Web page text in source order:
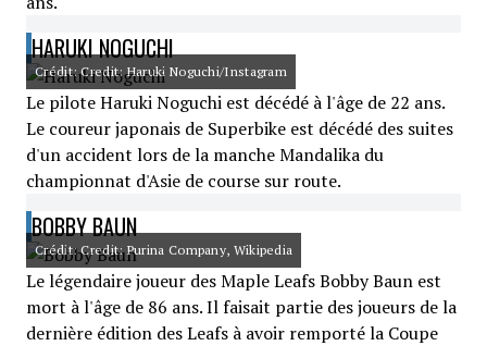
HARUKI NOGUCHI
Crédit: Credit: Haruki Noguchi/Instagram
Le pilote Haruki Noguchi est décédé à l'âge de 22 ans.
Le coureur japonais de Superbike est décédé des suites
d'un accident lors de la manche Mandalika du
championnat d'Asie de course sur route.
BOBBY BAUN
Crédit: Credit: Purina Company, Wikipedia
Le légendaire joueur des Maple Leafs Bobby Baun est
mort à l'âge de 86 ans. Il faisait partie des joueurs de la
dernière édition des Leafs à avoir remporté la Coupe